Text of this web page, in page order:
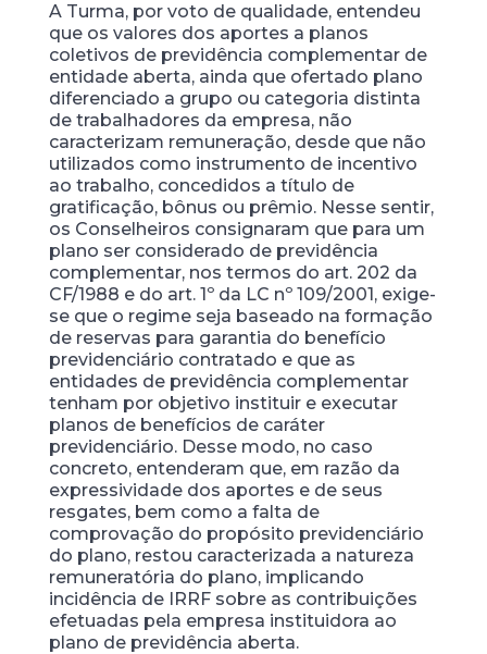
A Turma, por voto de qualidade, entendeu
que os valores dos aportes a planos
coletivos de previdência complementar de
entidade aberta, ainda que ofertado plano
diferenciado a grupo ou categoria distinta
de trabalhadores da empresa, não
caracterizam remuneração, desde que não
utilizados como instrumento de incentivo
ao trabalho, concedidos a título de
gratificação, bônus ou prêmio. Nesse sentir,
os Conselheiros consignaram que para um
plano ser considerado de previdência
complementar, nos termos do art. 202 da
CF/1988 e do art. 1º da LC nº 109/2001, exige-
se que o regime seja baseado na formação
de reservas para garantia do benefício
previdenciário contratado e que as
entidades de previdência complementar
tenham por objetivo instituir e executar
planos de benefícios de caráter
previdenciário. Desse modo, no caso
concreto, entenderam que, em razão da
expressividade dos aportes e de seus
resgates, bem como a falta de
comprovação do propósito previdenciário
do plano, restou caracterizada a natureza
remuneratória do plano, implicando
incidência de IRRF sobre as contribuições
efetuadas pela empresa instituidora ao
plano de previdência aberta.